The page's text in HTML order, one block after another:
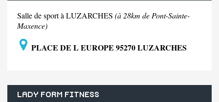
Salle de sport à LUZARCHES (à 28km de Pont-Sainte-
Maxence)
PLACE DE L EUROPE 95270 LUZARCHES
LADY FORM FITNESS